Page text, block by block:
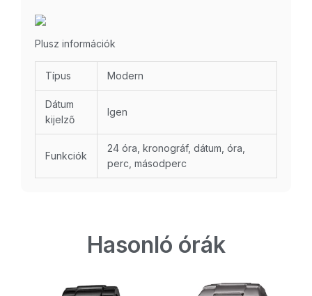
Plusz információk
Típus Modern
Dátum
kijelző
Igen
Funkciók
24 óra, kronográf, dátum, óra,
perc, másodperc
Hasonló órák